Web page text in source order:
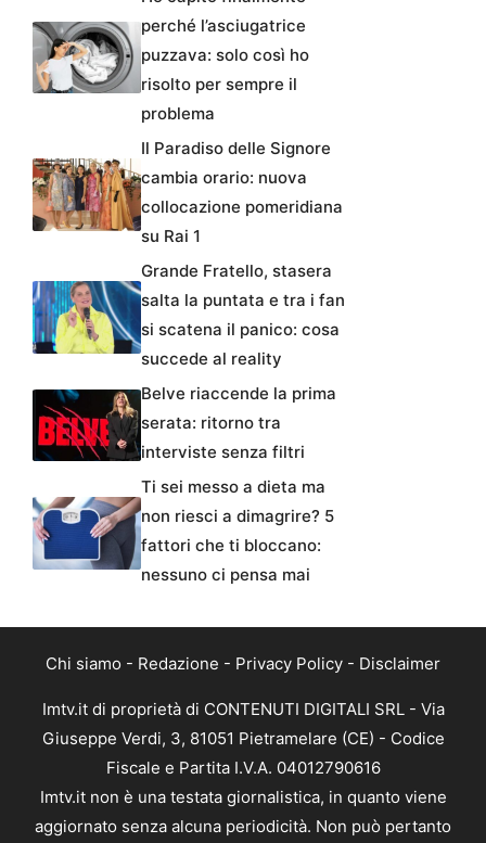
perché l’asciugatrice
puzzava: solo così ho
risolto per sempre il
problema
Il Paradiso delle Signore
cambia orario: nuova
collocazione pomeridiana
su Rai 1
Grande Fratello, stasera
salta la puntata e tra i fan
si scatena il panico: cosa
succede al reality
Belve riaccende la prima
serata: ritorno tra
interviste senza filtri
Ti sei messo a dieta ma
non riesci a dimagrire? 5
fattori che ti bloccano:
nessuno ci pensa mai
Chi siamo - Redazione - Privacy Policy - Disclaimer
Imtv.it di proprietà di CONTENUTI DIGITALI SRL - Via
Giuseppe Verdi, 3, 81051 Pietramelare (CE) - Codice
Fiscale e Partita I.V.A. 04012790616
Imtv.it non è una testata giornalistica, in quanto viene
aggiornato senza alcuna periodicità. Non può pertanto